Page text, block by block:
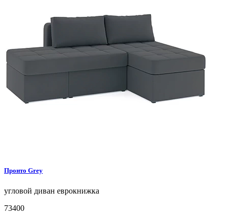
Пронто Grey
угловой диван еврокнижка
73400